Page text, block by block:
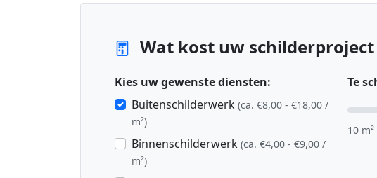
Wat kost uw
Kies uw gewenste diensten:
Buitenschilderwerk (ca. €8,00 - €18,00 /
m²)
Binnenschilderwerk (ca. €4,00 - €9,00 /
m²)
Te
10 m²